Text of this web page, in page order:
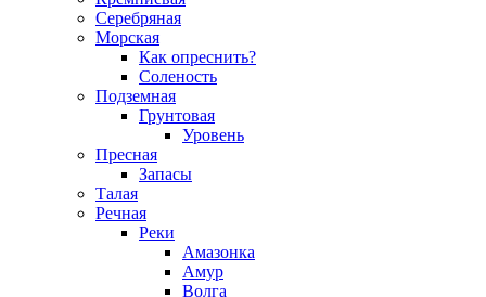
Серебряная
Морская
Как опреснить?
Соленость
Подземная
Грунтовая
Уровень
Пресная
Запасы
Талая
Речная
Реки
Амазонка
Амур
Волга